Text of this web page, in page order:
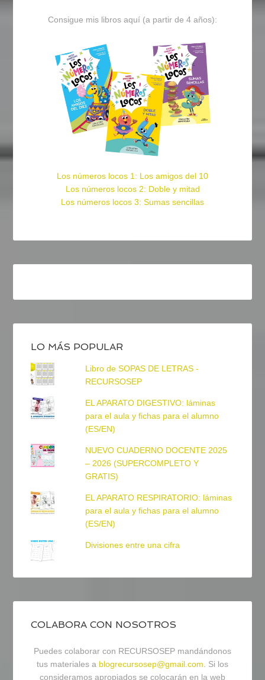
Consigue mis libros aquí (a partir de 4 años):
Los números locos 1: Los amigos del 10
Los números locos 2: Doble y mitad
Los números locos 3: Sumas sencillas
LO MÁS POPULAR
Libro de SOPAS DE LETRAS -
RECURSOSEP
EL APARATO DIGESTIVO: láminas
para el aula y fichas para el alumno
(ES/EN)
NUEVO CUADERNO DOCENTE 2025
– 2026 (SUPERCOMPLETO Y
GRATIS)
EL APARATO RESPIRATORIO: láminas
para el aula y fichas para el alumno
(ES/EN)
Divisiones entre una cifra
COLABORA CON NOSOTROS
Puedes colaborar con RECURSOSEP mandándonos
tus materiales a blogrecursosep@gmail.com. Si los
consideramos apropiados se colocarán en la web